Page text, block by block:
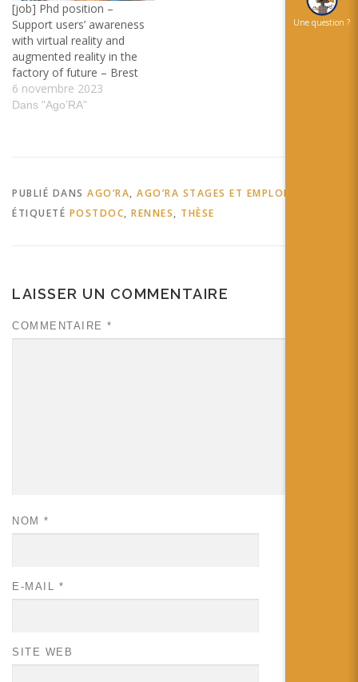
[job] Phd position –
Support users’ awareness
with virtual reality and
augmented reality in the
factory of future – Brest
6 novembre 2023
Dans "Ago’RA"
PUBLIÉ DANS AGO’RA, AGO’RA STAGES ET EMPLOIS
ÉTIQUETÉ POSTDOC, RENNES, THÈSE
LAISSER UN COMMENTAIRE
COMMENTAIRE *
NOM *
E-MAIL *
SITE WEB
Une question ?